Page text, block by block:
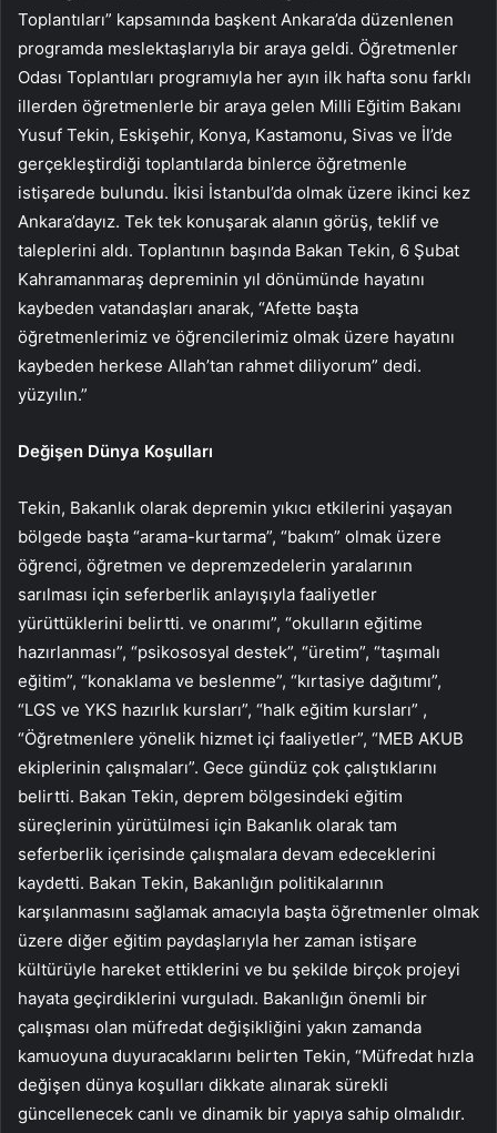
Toplantıları” kapsamında başkent Ankara’da düzenlenen
programda meslektaşlarıyla bir araya geldi. Öğretmenler
Odası Toplantıları programıyla her ayın ilk hafta sonu farklı
illerden öğretmenlerle bir araya gelen Milli Eğitim Bakanı
Yusuf Tekin, Eskişehir, Konya, Kastamonu, Sivas ve İl’de
gerçekleştirdiği toplantılarda binlerce öğretmenle
istişarede bulundu. İkisi İstanbul’da olmak üzere ikinci kez
Ankara’dayız. Tek tek konuşarak alanın görüş, teklif ve
taleplerini aldı. Toplantının başında Bakan Tekin, 6 Şubat
Kahramanmaraş depreminin yıl dönümünde hayatını
kaybeden vatandaşları anarak, “Afette başta
öğretmenlerimiz ve öğrencilerimiz olmak üzere hayatını
kaybeden herkese Allah’tan rahmet diliyorum” dedi.
yüzyılın.”
Değişen Dünya Koşulları
Tekin, Bakanlık olarak depremin yıkıcı etkilerini yaşayan
bölgede başta “arama-kurtarma”, “bakım” olmak üzere
öğrenci, öğretmen ve depremzedelerin yaralarının
sarılması için seferberlik anlayışıyla faaliyetler
yürüttüklerini belirtti. ve onarımı”, “okulların eğitime
hazırlanması”, “psikososyal destek”, “üretim”, “taşımalı
eğitim”, “konaklama ve beslenme”, “kırtasiye dağıtımı”,
“LGS ve YKS hazırlık kursları”, “halk eğitim kursları” ,
“Öğretmenlere yönelik hizmet içi faaliyetler”, “MEB AKUB
ekiplerinin çalışmaları”. Gece gündüz çok çalıştıklarını
belirtti. Bakan Tekin, deprem bölgesindeki eğitim
süreçlerinin yürütülmesi için Bakanlık olarak tam
seferberlik içerisinde çalışmalara devam edeceklerini
kaydetti. Bakan Tekin, Bakanlığın politikalarının
karşılanmasını sağlamak amacıyla başta öğretmenler olmak
üzere diğer eğitim paydaşlarıyla her zaman istişare
kültürüyle hareket ettiklerini ve bu şekilde birçok projeyi
hayata geçirdiklerini vurguladı. Bakanlığın önemli bir
çalışması olan müfredat değişikliğini yakın zamanda
kamuoyuna duyuracaklarını belirten Tekin, “Müfredat hızla
değişen dünya koşulları dikkate alınarak sürekli
güncellenecek canlı ve dinamik bir yapıya sahip olmalıdır.